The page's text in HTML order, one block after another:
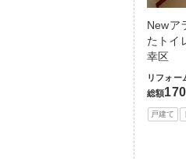
Newア
たトイ
幸区
リフォー
総額
戸建て